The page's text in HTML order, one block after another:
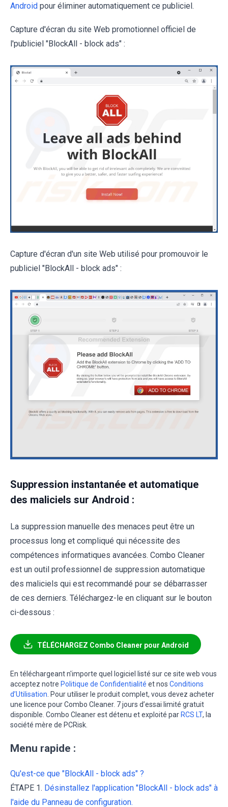
Android pour éliminer automatiquement ce publiciel.
Capture d'écran du site Web promotionnel officiel de
l'publiciel "BlockAll - block ads" :
Capture d'écran d'un site Web utilisé pour promouvoir le
publiciel "BlockAll - block ads" :
Suppression instantanée et automatique
des maliciels sur Android :
La suppression manuelle des menaces peut être un
processus long et compliqué qui nécessite des
compétences informatiques avancées. Combo Cleaner
est un outil professionnel de suppression automatique
des maliciels qui est recommandé pour se débarrasser
de ces derniers. Téléchargez-le en cliquant sur le bouton
ci-dessous :
TÉLÉCHARGEZ Combo Cleaner pour Android
En téléchargeant n'importe quel logiciel listé sur ce site web vous
acceptez notre Politique de Confidentialité et nos Conditions
d’Utilisation . Pour utiliser le produit complet, vous devez acheter
une licence pour Combo Cleaner. 7 jours d’essai limité gratuit
disponible. Combo Cleaner est détenu et exploité par RCS LT, la
société mère de PCRisk.
Menu rapide :
Qu'est-ce que "BlockAll - block ads" ?
ÉTAPE 1. Désinstallez l'application "BlockAll - block ads" à
l'aide du Panneau de configuration.